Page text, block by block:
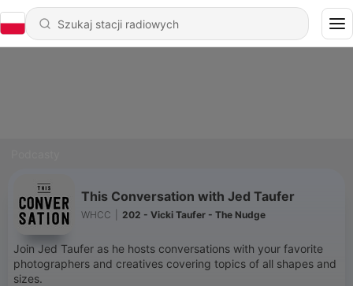
This Conversation with Jed Taufer
WHCC 202 - Vicki Taufer - The Nudge
Join Jed Taufer as he hosts conversations with your favorite
photographers and creatives covering topics of all shapes and
sizes.